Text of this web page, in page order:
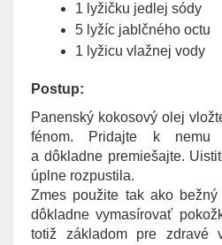
1 lyžičku jedlej sódy
5 lyžíc jablčného octu
1 lyžicu vlažnej vody
Postup:
Panenský kokosový olej
fénom. Pridajte k nemu
a dôkladne premiešajte.
úplne rozpustila.
Zmes použite tak ako
dôkladne vymasírovať
totiž základom pre zdravé